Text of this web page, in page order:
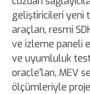
geliştiricileri yeni
araçları, resmi
ve izleme paneli
ve uyumluluk
oracle'ları, MEV
ölçümleriyle